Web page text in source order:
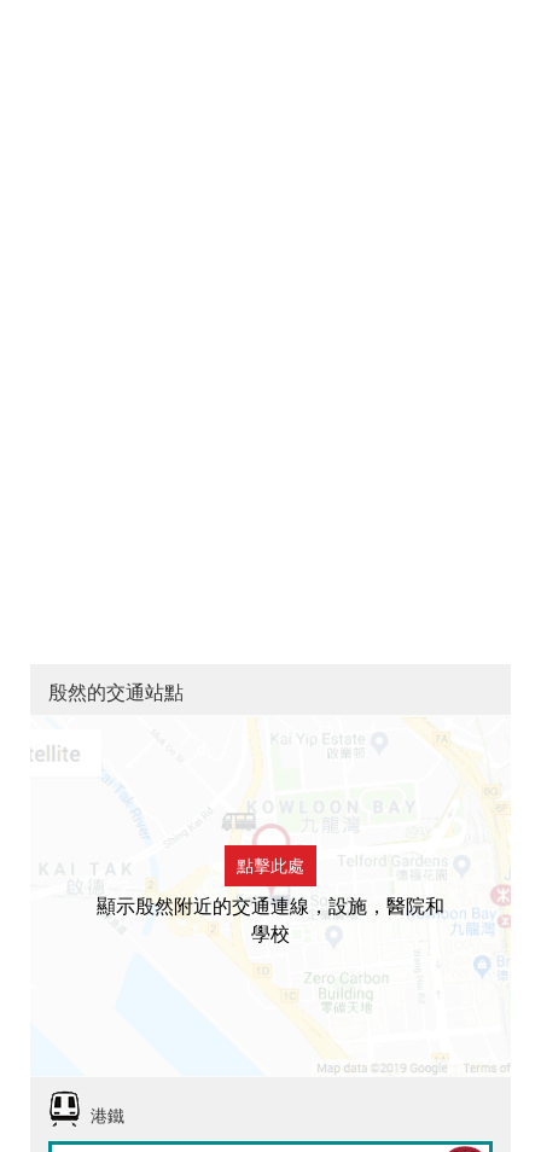
殷然的交通站點
點擊此處
顯示殷然附近的交通連線，設施，醫院和
學校
港鐵